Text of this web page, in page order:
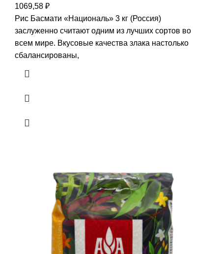
1069,58 ₽
Рис Басмати «Националь» 3 кг (Россия)
заслуженно считают одним из лучших сортов во
всем мире. Вкусовые качества злака настолько
сбалансированы,